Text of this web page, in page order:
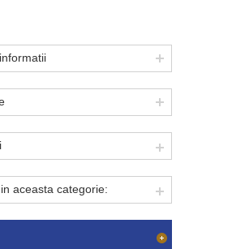
aceasta categorie: